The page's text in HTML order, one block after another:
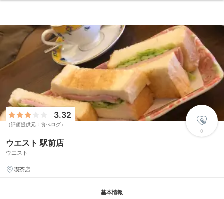
ウエスト 駅前店
ウエスト
3.32
（評価提供元：食べログ）
0
喫茶店
基本情報